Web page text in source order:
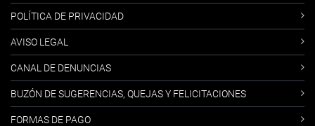
POLÍTICA DE PRIVACIDAD
AVISO LEGAL
CANAL DE DENUNCIAS
BUZÓN DE SUGERENCIAS, QUEJAS Y FELICITACIONES
FORMAS DE PAGO